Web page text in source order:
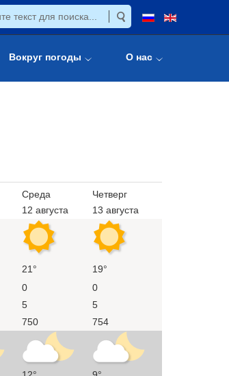
Вокруг погоды О нас
Среда
12 августа
Четверг
13 августа
21°
19°
0
0
5
5
750 754